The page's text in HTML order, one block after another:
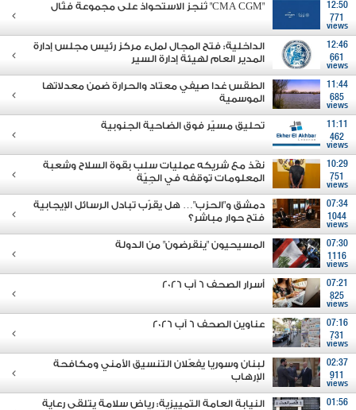
12:50
771
views
"CMA CGM" تُنجز الاستحواذ على مجموعة فتّال
12:46
661
views
الداخلية: فتح المجال لملء مركز رئيس مجلس إدارة
المدير العام لهيئة إدارة السير
11:44
685
views
الطقس غدا صيفي معتاد والحرارة ضمن معدلاتها
الموسمية
11:11
462
views
تحليق مسيّر فوق الضاحية الجنوبية
10:29
751
views
نفّذ مع شريكه عمليات سلب بقوة السلاح وشعبة
المعلومات توقفه في الجِيّة
07:34
1044
views
دمشق و"الحزب"… هل يقرّب تبادل الرسائل الإيجابية
فتح حوار مباشر؟
07:30
1116
views
المسيحيون "ينقرضون" من الدولة
07:21
825
views
أسرار الصحف 6 آب 2026
07:16
731
views
عناوين الصحف 6 آب 2026
02:37
911
views
لبنان وسوريا يفعّلان التنسيق الأمني ومكافحة
الإرهاب
01:56
النيابة العامة التمييزية: رياض سلامة يتلقى رعاية